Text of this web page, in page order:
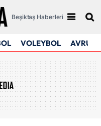
Beşiktaş Haberleri
VOLEYBOL